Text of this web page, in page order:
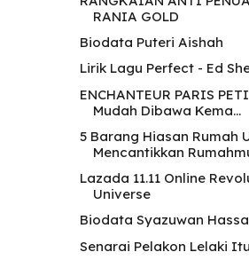
RANIA GOLD
Biodata Puteri Aishah
Lirik Lagu Perfect - Ed
ENCHANTEUR PARIS
Mudah Dibawa Kema...
5 Barang Hiasan Rumah
Mencantikkan
Lazada 11.11 Online
Universe
Biodata Syazuwan
Senarai Pelakon Lelaki